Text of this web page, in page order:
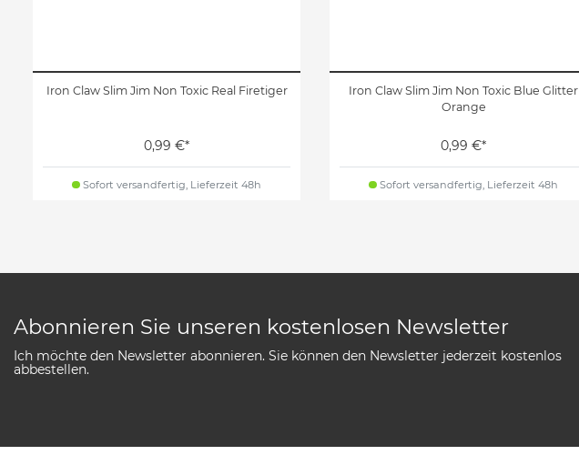
Iron Claw Slim Jim Non Toxic Real Firetiger
0,99 €*
Sofort versandfertig, Lieferzeit 48h
Iron Claw Slim Jim Non Toxic Blue Glitter
Orange
0,99 €*
Sofort versandfertig, Lieferzeit 48h
Abonnieren Sie unseren kostenlosen Newsletter
Ich möchte den Newsletter abonnieren. Sie können den Newsletter jederzeit kostenlos
abbestellen.